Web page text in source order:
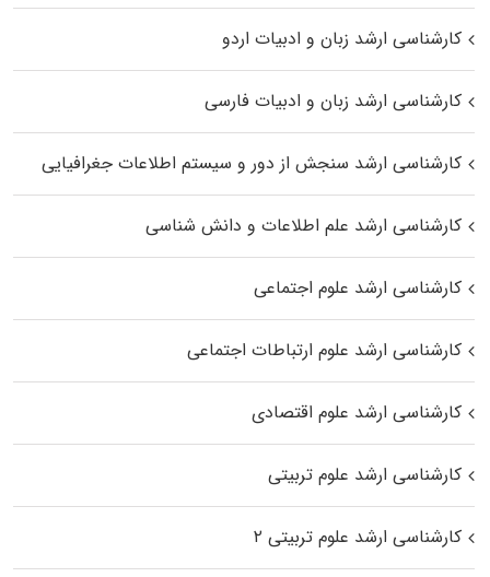
کارشناسی ارشد زبان و ادبیات اردو
کارشناسی ارشد زبان و ادبیات فارسی
کارشناسی ارشد سنجش از دور و سیستم اطلاعات جغرافیایی
کارشناسی ارشد علم اطلاعات و دانش شناسی
کارشناسی ارشد علوم اجتماعی
کارشناسی ارشد علوم ارتباطات اجتماعی
کارشناسی ارشد علوم اقتصادی
کارشناسی ارشد علوم تربیتی
کارشناسی ارشد علوم تربیتی ۲